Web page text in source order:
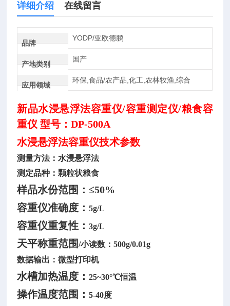
详细介绍 在线留言
品牌
YODP/亚欧德鹏
产地类别
国产
应用领域
环保,食品/农产品,化工,农林牧渔,综合
新品水浸悬浮法容重仪/容重测定仪/粮食容
重仪 型号：DP-500A
水浸悬浮法容重仪技术参数
测量方法：水浸悬浮法
测定品种：颗粒状粮食
样品水份范围：≤50%
容重仪准确度：5g/L
容重仪重复性：3g/L
天平称重范围/小读数：500g/0.01g
数据输出：微型打印机
水槽加热温度：25~30°℃恒温
操作温度范围：5-40度